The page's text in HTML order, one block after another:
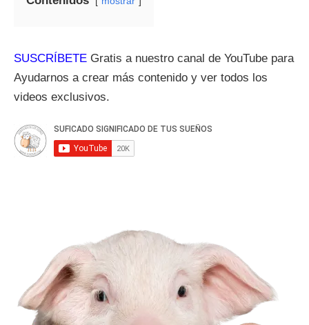
SUSCRÍBETE Gratis a nuestro canal de YouTube para
Ayudarnos a crear más contenido y ver todos los
videos exclusivos.